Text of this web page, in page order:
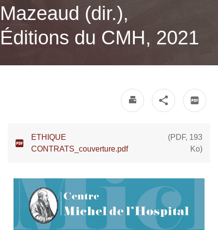
Mazeaud (dir.),
Éditions du CMH, 2021
ETHIQUE
CONTRATS_couverture.pdf
(PDF, 193
Ko)